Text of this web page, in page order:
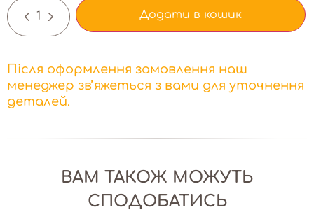
- + Додати в кошик
Після оформлення замовлення наш
менеджер звʼяжеться з вами для уточнення
деталей.
ВАМ ТАКОЖ МОЖУТЬ
СПОДОБАТИСЬ